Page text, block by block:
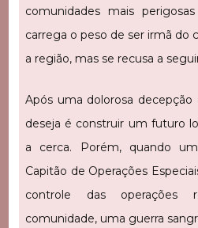
comunidades mais
carrega o peso de ser irmã do
a região, mas se recusa a
Após uma dolorosa
deseja é construir um futuro
a cerca. Porém, quando
Capitão de Operações
controle das operações
comunidade, uma guerra